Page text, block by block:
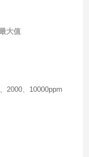
大值
2000、10000ppm